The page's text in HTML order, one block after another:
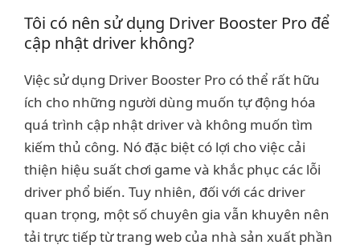
Tôi có nên sử dụng Driver Booster Pro để
cập nhật driver không?
Việc sử dụng Driver Booster Pro có thể rất hữu
ích cho những người dùng muốn tự động hóa
quá trình cập nhật driver và không muốn tìm
kiếm thủ công. Nó đặc biệt có lợi cho việc cải
thiện hiệu suất chơi game và khắc phục các lỗi
driver phổ biến. Tuy nhiên, đối với các driver
quan trọng, một số chuyên gia vẫn khuyên nên
tải trực tiếp từ trang web của nhà sản xuất phần